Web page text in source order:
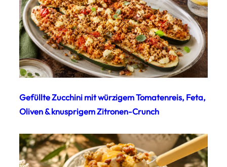
Gefüllte Zucchini mit würzigem Tomatenreis, Feta,
Oliven & knusprigem Zitronen-Crunch